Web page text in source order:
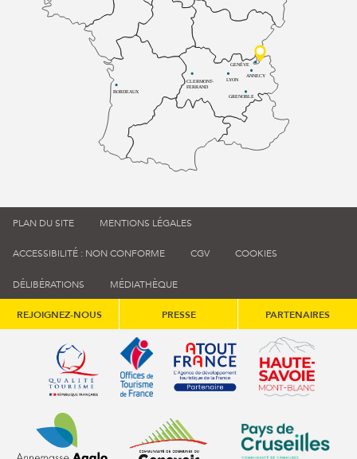
BORDEAUX
CLERMONT-
FERRAND
LYON
ANNECY
GRENOBLE
GENÈVE
PLAN DU SITE MENTIONS LÉGALES
ACCESSIBILITÉ : NON CONFORME CGV COOKIES
DÉLIBÉRATIONS MÉDIATHÈQUE
REJOIGNEZ-NOUS PRESSE PARTENAIRES
Qualité tourisme (s'ouvre dans une nouvelle fenêtre)
Office de tourisme de France (s'ouvre
Atout France (s'ouvre dans
Annemasse Agglo (s'ouvre dans une nouvelle fenêtre)
Communauté de communes du
Communauté de